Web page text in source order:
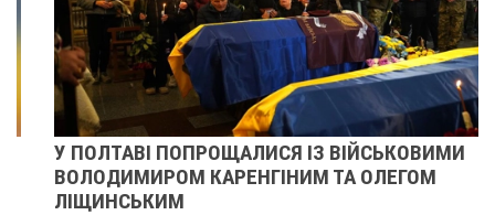
У ПОЛТАВІ ПОПРОЩАЛИСЯ ІЗ ВІЙСЬКОВИМИ
ВОЛОДИМИРОМ КАРЕНГІНИМ ТА ОЛЕГОМ
ЛІЩИНСЬКИМ